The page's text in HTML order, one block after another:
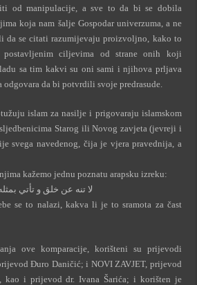
od manipulacije, a sve to da bi se dobila
koja nam šalje Gospodar univerzuma, a ne
da se citati razumijevaju proizvoljno, kako to
postavljenim ciljevima od strane onih koji
sa tim kakvi su oni sami i njihova prljava
da bi potvrdili svoje predrasude.
islam za nasilje i prigovaraju islamskom
Starog ili Novog zavjeta (jevreji i
svega navedenog, čija je vjera pravednija, a
kažemo jednu poznatu arapsku izreku:
لا تنه عن خلق و تأتي
se to nalazi, kakva li je to sramota za čast
ove komparacije, korišteni su prijevodi
Đuro Daničić; i NOVI ZAVJET, prijevod
kao i prijevod dr. Ivana Šarića; i korišten je